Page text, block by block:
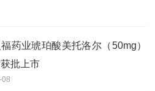
药业琥珀酸美托洛尔（50mg）
批上市
08